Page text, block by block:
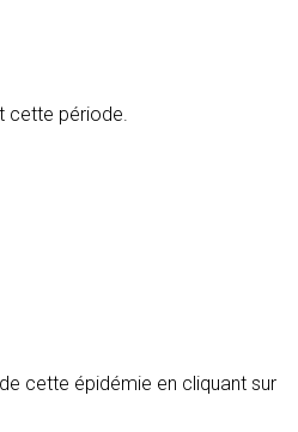
cette période.
cette épidémie en cliquant sur